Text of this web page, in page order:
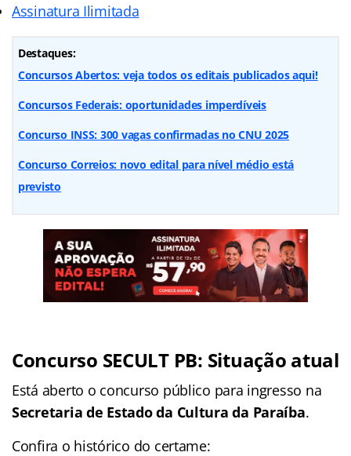
Assinatura Ilimitada
Destaques:
Concursos Abertos: veja todos os editais publicados aqui!
Concursos Federais: oportunidades imperdíveis
Concurso INSS: 300 vagas confirmadas no CNU 2025
Concurso Correios: novo edital para nível médio está
previsto
Concurso SECULT PB: Situação atual
Está aberto o concurso público para ingresso na
Secretaria de Estado da Cultura da Paraíba.
Confira o histórico do certame: